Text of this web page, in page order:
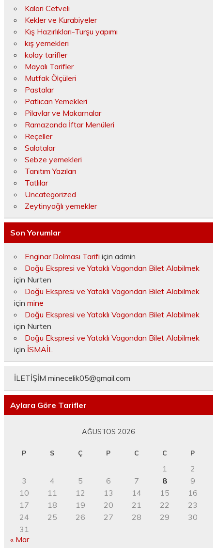
Kalori Cetveli
Kekler ve Kurabiyeler
Kış Hazırlıkları-Turşu yapımı
kış yemekleri
kolay tarifler
Mayalı Tarifler
Mutfak Ölçüleri
Pastalar
Patlıcan Yemekleri
Pilavlar ve Makarnalar
Ramazanda İftar Menüleri
Reçeller
Salatalar
Sebze yemekleri
Tanıtım Yazıları
Tatlılar
Uncategorized
Zeytinyağlı yemekler
Son Yorumlar
Enginar Dolması Tarifi için admin
Doğu Ekspresi ve Yataklı Vagondan Bilet Alabilmek
için Nurten
Doğu Ekspresi ve Yataklı Vagondan Bilet Alabilmek
için mine
Doğu Ekspresi ve Yataklı Vagondan Bilet Alabilmek
için Nurten
Doğu Ekspresi ve Yataklı Vagondan Bilet Alabilmek
için İSMAİL
İLETİŞİM minecelik05@gmail.com
Aylara Göre Tarifler
AĞUSTOS 2026
P S Ç P C C P
1
2
3
4 5 6 7 8
9
10
11 12 13 14 15
16
17
18 19 20 21 22
23
24
25 26 27 28 29
30
31
« Mar